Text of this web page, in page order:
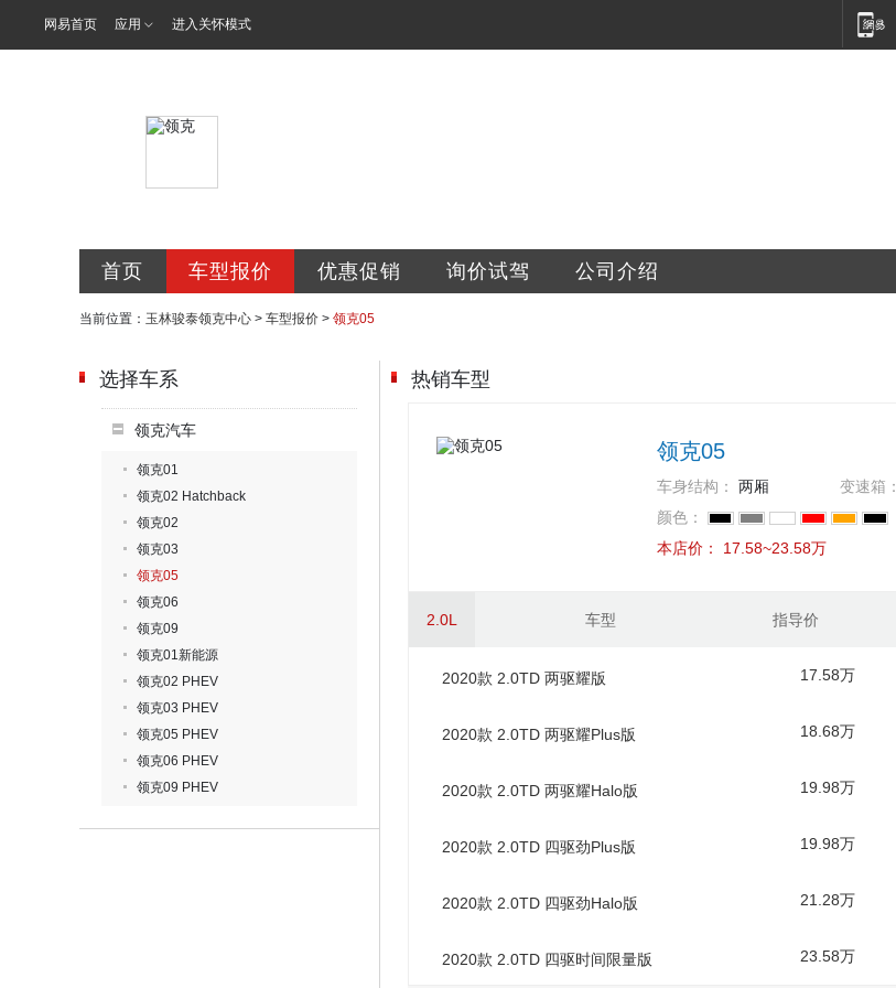
网易首页 应用 进入关怀模式
首页 车型报价 优惠促销 询价试驾 公司介绍
当前位置： 玉林骏泰领克中心 > 车型报价 > 领克05
选择车系
领克汽车
领克01
领克02 Hatchback
领克02
领克03
领克05
领克06
领克09
领克01新能源
领克02 PHEV
领克03 PHEV
领克05 PHEV
领克06 PHEV
领克09 PHEV
热销车型
领克05
车身结构： 两厢 变速箱：
颜色：
本店价：
17.58~23.58万
2.0L 车型 指导价
2020款 2.0TD 两驱耀版 17.58万
2020款 2.0TD 两驱耀Plus版 18.68万
2020款 2.0TD 两驱耀Halo版 19.98万
2020款 2.0TD 四驱劲Plus版 19.98万
2020款 2.0TD 四驱劲Halo版 21.28万
2020款 2.0TD 四驱时间限量版 23.58万